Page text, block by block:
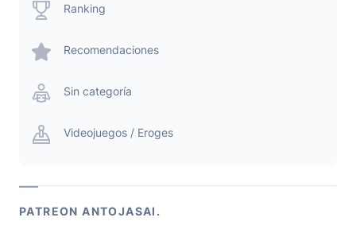
Ranking
Recomendaciones
Sin categoría
Videojuegos / Eroges
PATREON ANTOJASAI.